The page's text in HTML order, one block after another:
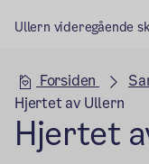
Ullern videregående
Forsiden
Hjertet av Ullern
Hjertet